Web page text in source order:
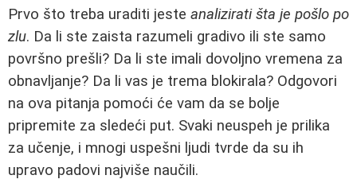
Prvo što treba uraditi jeste analizirati šta je pošlo po
zlu. Da li ste zaista razumeli gradivo ili ste samo
površno prešli? Da li ste imali dovoljno vremena za
obnavljanje? Da li vas je trema blokirala? Odgovori
na ova pitanja pomoći će vam da se bolje
pripremite za sledeći put. Svaki neuspeh je prilika
za učenje, i mnogi uspešni ljudi tvrde da su ih
upravo padovi najviše naučili.